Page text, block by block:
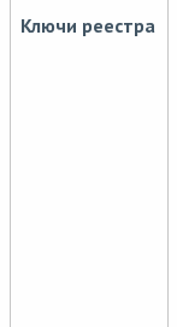
Ключи реестра